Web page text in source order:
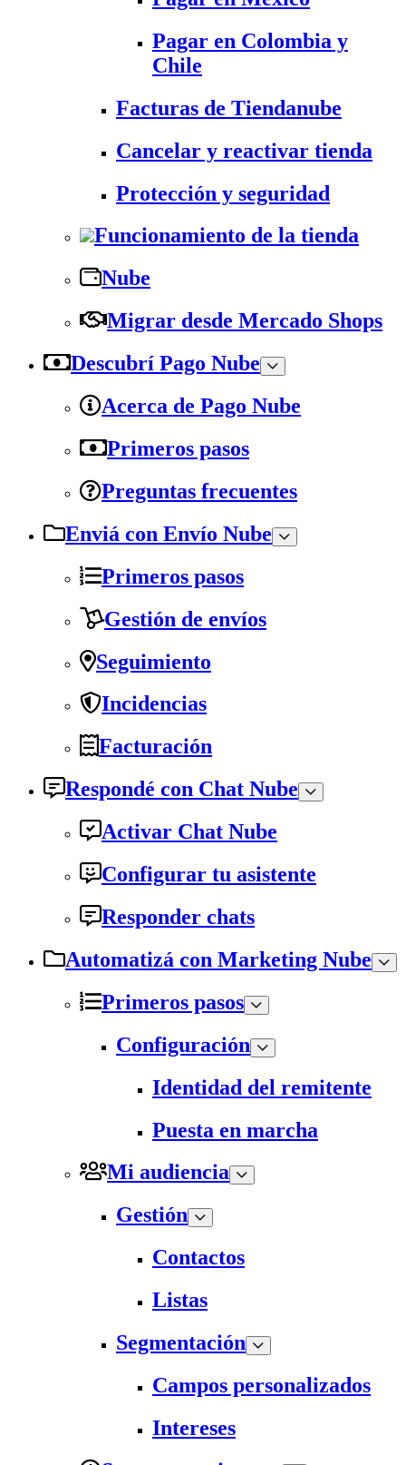
Pagar en Colombia y
Chile
Facturas de Tiendanube
Cancelar y reactivar tienda
Protección y seguridad
Funcionamiento de la tienda
Nube
Migrar desde Mercado Shops
Descubrí Pago Nube
Acerca de Pago Nube
Primeros pasos
Preguntas frecuentes
Enviá con Envío Nube
Primeros pasos
Gestión de envíos
Seguimiento
Incidencias
Facturación
Respondé con Chat Nube
Activar Chat Nube
Configurar tu asistente
Responder chats
Automatizá con Marketing Nube
Primeros pasos
Configuración
Identidad del remitente
Puesta en marcha
Mi audiencia
Gestión
Contactos
Listas
Segmentación
Campos personalizados
Intereses